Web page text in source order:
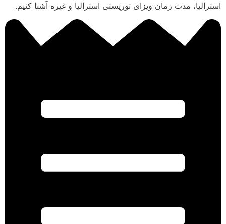
استرالیا، مدت زمان ویزای توریستی استرالیا و غیره آشنا کنیم.